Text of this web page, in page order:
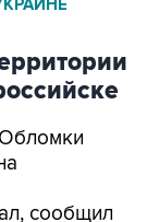
Обломки
сообщил